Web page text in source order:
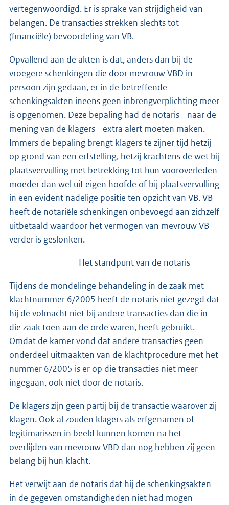
vertegenwoordigd. Er is sprake van strijdigheid van
belangen. De transacties strekken slechts tot
(financiële) bevoordeling van VB.
Opvallend aan de akten is dat, anders dan bij de
vroegere schenkingen die door mevrouw VBD in
persoon zijn gedaan, er in de betreffende
schenkingsakten ineens geen inbrengverplichting meer
is opgenomen. Deze bepaling had de notaris - naar de
mening van de klagers - extra alert moeten maken.
Immers de bepaling brengt klagers te zijner tijd hetzij
op grond van een erfstelling, hetzij krachtens de wet bij
plaatsvervulling met betrekking tot hun vooroverleden
moeder dan wel uit eigen hoofde of bij plaatsvervulling
in een evident nadelige positie ten opzicht van VB. VB
heeft de notariële schenkingen onbevoegd aan zichzelf
uitbetaald waardoor het vermogen van mevrouw VB
verder is geslonken.
Het standpunt van de notaris
Tijdens de mondelinge behandeling in de zaak met
klachtnummer 6/2005 heeft de notaris niet gezegd dat
hij de volmacht niet bij andere transacties dan die in
die zaak toen aan de orde waren, heeft gebruikt.
Omdat de kamer vond dat andere transacties geen
onderdeel uitmaakten van de klachtprocedure met het
nummer 6/2005 is er op die transacties niet meer
ingegaan, ook niet door de notaris.
De klagers zijn geen partij bij de transactie waarover zij
klagen. Ook al zouden klagers als erfgenamen of
legitimarissen in beeld kunnen komen na het
overlijden van mevrouw VBD dan nog hebben zij geen
belang bij hun klacht.
Het verwijt aan de notaris dat hij de schenkingsakten
in de gegeven omstandigheden niet had mogen